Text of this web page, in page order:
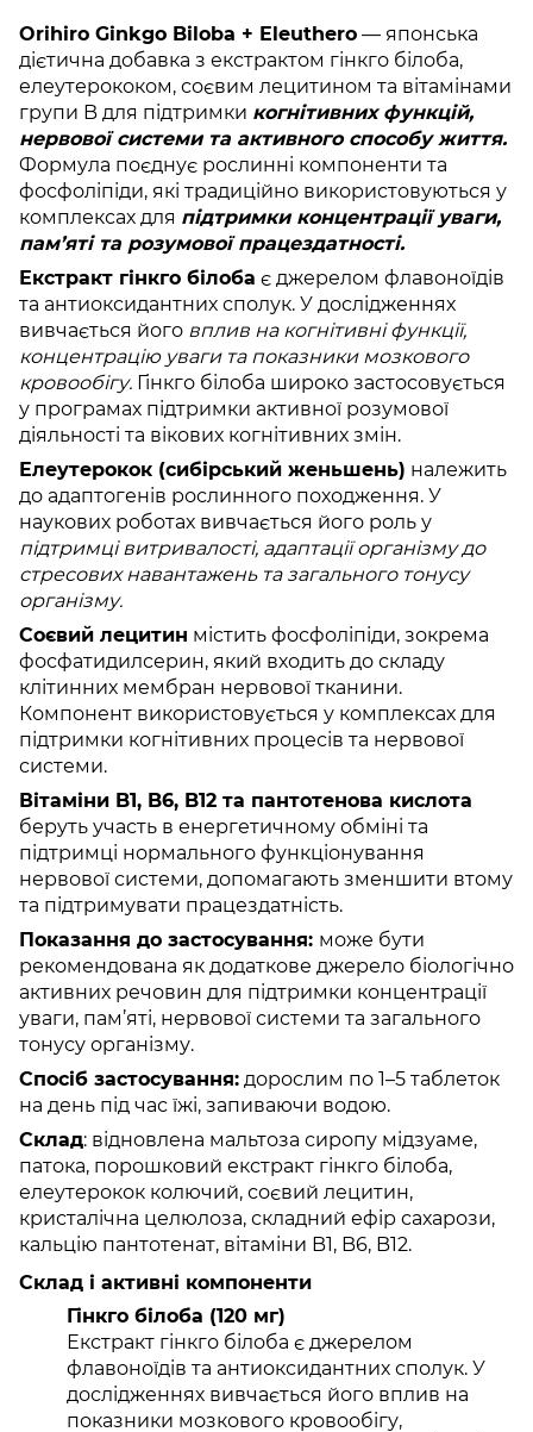
Orihiro Ginkgo Biloba + Eleuthero — японська
дієтична добавка з екстрактом гінкго білоба,
елеутерококом, соєвим лецитином та вітамінами
групи B для підтримки когнітивних функцій,
нервової системи та активного способу життя.
Формула поєднує рослинні компоненти та
фосфоліпіди, які традиційно використовуються у
комплексах для підтримки концентрації уваги,
пам’яті та розумової працездатності.
Екстракт гінкго білоба є джерелом флавоноїдів
та антиоксидантних сполук. У дослідженнях
вивчається його вплив на когнітивні функції,
концентрацію уваги та показники мозкового
кровообігу. Гінкго білоба широко застосовується
у програмах підтримки активної розумової
діяльності та вікових когнітивних змін.
Елеутерокок (сибірський женьшень) належить
до адаптогенів рослинного походження. У
наукових роботах вивчається його роль у
підтримці витривалості, адаптації організму до
стресових навантажень та загального тонусу
організму.
Соєвий лецитин містить фосфоліпіди, зокрема
фосфатидилсерин, який входить до складу
клітинних мембран нервової тканини.
Компонент використовується у комплексах для
підтримки когнітивних процесів та нервової
системи.
Вітаміни B1, B6, B12 та пантотенова кислота
беруть участь в енергетичному обміні та
підтримці нормального функціонування
нервової системи, допомагають зменшити втому
та підтримувати працездатність.
Показання до застосування: може бути
рекомендована як додаткове джерело біологічно
активних речовин для підтримки концентрації
уваги, пам’яті, нервової системи та загального
тонусу організму.
Спосіб застосування: дорослим по 1–5 таблеток
на день під час їжі, запиваючи водою.
Склад: відновлена мальтоза сиропу мідзуаме,
патока, порошковий екстракт гінкго білоба,
елеутерокок колючий, соєвий лецитин,
кристалічна целюлоза, складний ефір сахарози,
кальцію пантотенат, вітаміни B1, B6, B12.
Склад і активні компоненти
Гінкго білоба (120 мг)
Екстракт гінкго білоба є джерелом
флавоноїдів та антиоксидантних сполук. У
дослідженнях вивчається його вплив на
показники мозкового кровообігу,